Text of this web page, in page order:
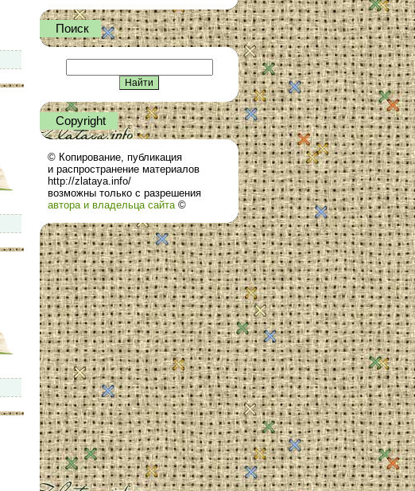
Поиск
Сopyright
© Копирование, публикация
и распространение материалов
http://zlataya.info/
возможны только с разрешения
автора и владельца сайта©